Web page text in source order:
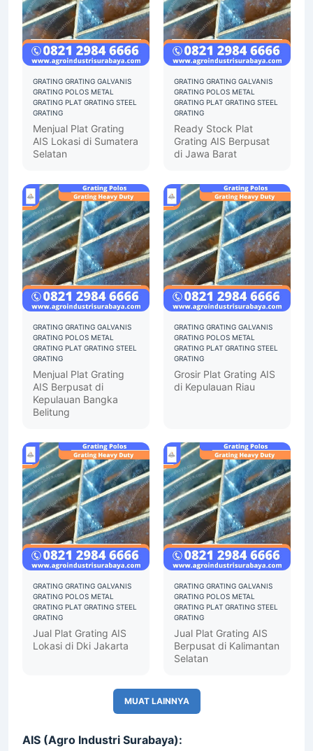
GRATING
GRATING PLAT GRATING STEEL
GRATING
Menjual Plat Grating
Selatan
GRATING
GRATING PLAT GRATING
GRATING
Ready Stock Plat
di Jawa Barat
GRATING
GRATING PLAT GRATING STEEL
GRATING
Menjual Plat Grating
AIS Berpusat di
Belitung
GRATING
GRATING
PLAT GRATING
STEEL
GRATING
GRATING
GRATING PLAT GRATING STEEL
GRATING
GRATING
GRATING PLAT GRATING STEEL
GRATING
Jual Plat Grating AIS
Selatan